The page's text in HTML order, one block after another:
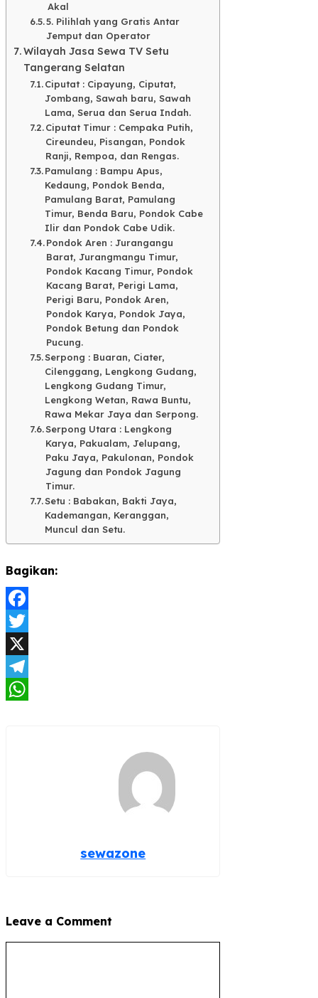
Akal​
5. Pilihlah yang Gratis Antar
Jemput dan Operator​
Wilayah Jasa Sewa TV Setu
Tangerang Selatan
Ciputat : Cipayung, Ciputat,
Jombang, Sawah baru, Sawah
Lama, Serua dan Serua Indah.
Ciputat Timur : Cempaka Putih,
Cireundeu, Pisangan, Pondok
Ranji, Rempoa, dan Rengas.
Pamulang : Bampu Apus,
Kedaung, Pondok Benda,
Pamulang Barat, Pamulang
Timur, Benda Baru, Pondok Cabe
Ilir dan Pondok Cabe Udik.
Pondok Aren : Jurangangu
Barat, Jurangmangu Timur,
Pondok Kacang Timur, Pondok
Kacang Barat, Perigi Lama,
Perigi Baru, Pondok Aren,
Pondok Karya, Pondok Jaya,
Pondok Betung dan Pondok
Pucung.
Serpong : Buaran, Ciater,
Cilenggang, Lengkong Gudang,
Lengkong Gudang Timur,
Lengkong Wetan, Rawa Buntu,
Rawa Mekar Jaya dan Serpong.
Serpong Utara : Lengkong
Karya, Pakualam, Jelupang,
Paku Jaya, Pakulonan, Pondok
Jagung dan Pondok Jagung
Timur.
Setu : Babakan, Bakti Jaya,
Kademangan, Keranggan,
Muncul dan Setu.
Bagikan:
Facebook
Twitter
X
Telegram
sewazone
Leave a Comment